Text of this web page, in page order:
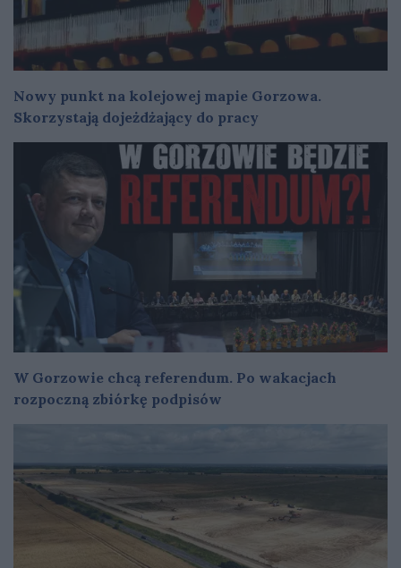
Nowy punkt na kolejowej mapie Gorzowa.
Skorzystają dojeżdżający do pracy
W Gorzowie chcą referendum. Po wakacjach
rozpoczną zbiórkę podpisów